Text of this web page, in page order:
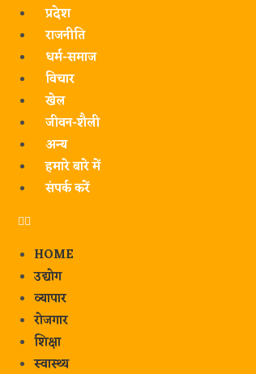
प्रदेश
राजनीति
धर्म-समाज
विचार
खेल
जीवन-शैली
अन्य
हमारे बारे में
संपर्क करें
HOME
उद्योग
व्यापार
रोजगार
शिक्षा
स्वास्थ्य